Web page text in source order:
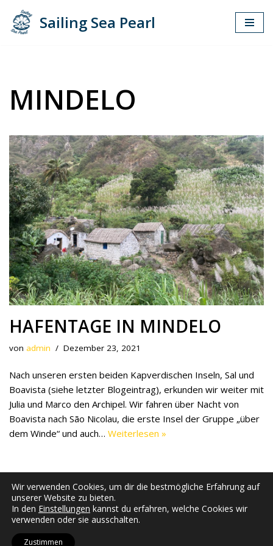
Zum
Sailing Sea Pearl
MINDELO
HAFENTAGE IN MINDELO
von admin Dezember 23, 2021
Nach unseren ersten beiden Kapverdischen Inseln, Sal und
Boavista (siehe letzter Blogeintrag), erkunden wir weiter mit
Julia und Marco den Archipel. Wir fahren über Nacht von
Boavista nach São Nicolau, die erste Insel der Gruppe „über
dem Winde“ und auch… Weiterlesen »
Wir verwenden Cookies, um dir die bestmögliche Erfahrung auf
unserer Website zu bieten.
In den Einstellungen kannst du erfahren, welche Cookies wir
verwenden oder sie ausschalten.
Zustimmen